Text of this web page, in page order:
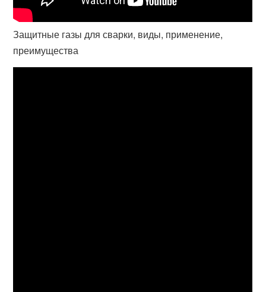
Защитные газы для сварки, виды, применение,
преимущества